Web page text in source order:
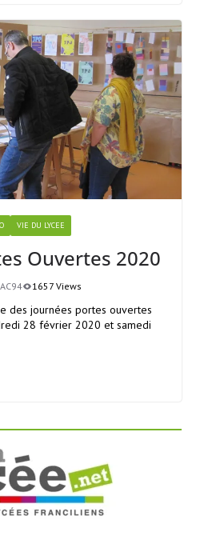
VIE DU LYCEE
Ouvertes 2020
1657 Views
des journées portes ouvertes
28 février 2020 et samedi